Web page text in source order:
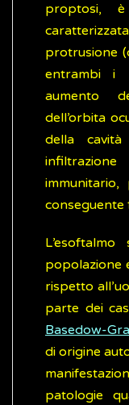
proptosi, è
protrusione
entrambi i
aumento
dell’orbita
della
immunitario,
conseguente
popolazione
rispetto
parte dei
Basedow-
di origine
patologie